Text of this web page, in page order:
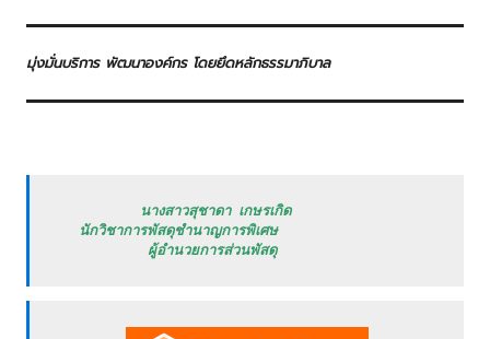
มุ่งมั่นบริการ พัฒนาองค์กร โดยยึดหลักธรรมาภิบาล
           นางสาวสุชาดา เกษรเกิด
   นักวิชาการพัสดุชำนาญการพิเศษ
            ผู้อำนวยการส่วนพัสดุ